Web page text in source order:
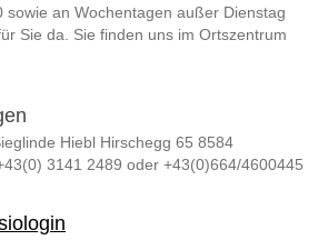
an Wochentagen außer Dienstag
Sie da. Sie finden uns im Ortszentrum
Hiebl Hirschegg 65 8584
3141 2489 oder +43(0)664/4600445